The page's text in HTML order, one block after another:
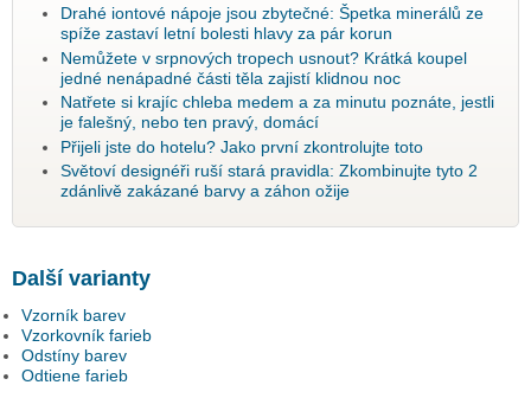
Drahé iontové nápoje jsou zbytečné: Špetka minerálů ze
spíže zastaví letní bolesti hlavy za pár korun
Nemůžete v srpnových tropech usnout? Krátká koupel
jedné nenápadné části těla zajistí klidnou noc
Natřete si krajíc chleba medem a za minutu poznáte, jestli
je falešný, nebo ten pravý, domácí
Přijeli jste do hotelu? Jako první zkontrolujte toto
Světoví designéři ruší stará pravidla: Zkombinujte tyto 2
zdánlivě zakázané barvy a záhon ožije
Další varianty
Vzorník barev
Vzorkovník farieb
Odstíny barev
Odtiene farieb